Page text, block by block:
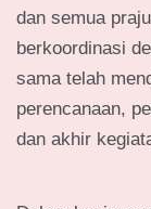
dan semua
berkoordinasi
sama telah
perencanaan,
dan akhir